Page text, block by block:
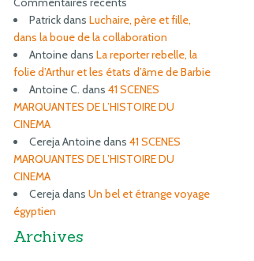
Patrickdans Luchaire, père et fille,
dans la boue de la collaboration
Antoinedans La reporter rebelle, la
folie d’Arthur et les états d’âme de Barbie
Antoine C. dans 41 SCENES
MARQUANTES DE L’HISTOIRE DU
CINEMA
Cereja Antoinedans 41 SCENES
MARQUANTES DE L’HISTOIRE DU
CINEMA
Cerejadans Un bel et étrange voyage
égyptien
Archives